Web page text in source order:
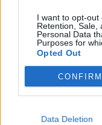
I want to opt-out
Retention, Sale,
Personal Data
Purposes for
Opted Out
CONFIRM
Data Deletion